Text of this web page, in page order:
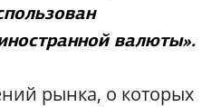
валюты».
рынка, о которых